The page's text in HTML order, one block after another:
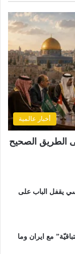
أخبار عالمية
الطريق الصحيح
يقفل الباب على
مع ايران وما